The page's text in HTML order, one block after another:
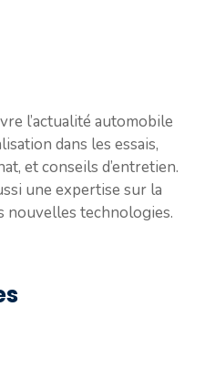
l’actualité automobile
dans les essais,
et conseils d’entretien.
une expertise sur la
nouvelles technologies.